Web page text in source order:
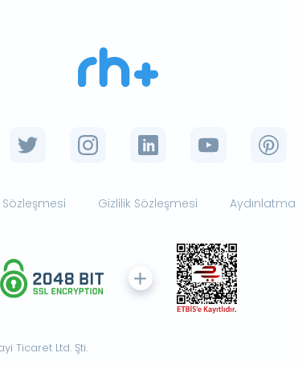
Sözleşmesi Gizlilik Sözleşmesi
Ticaret Ltd. Şti.